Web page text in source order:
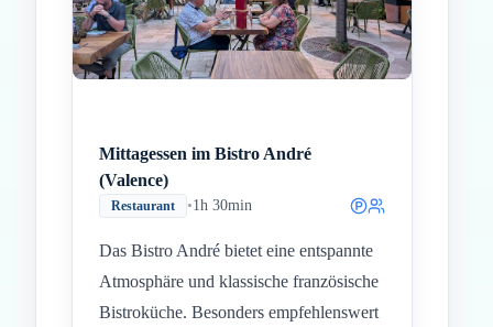
Mittagessen im Bistro André
(Valence)
Restaurant •1h 30min
Das Bistro André bietet eine entspannte
Atmosphäre und klassische französische
Bistroküche. Besonders empfehlenswert